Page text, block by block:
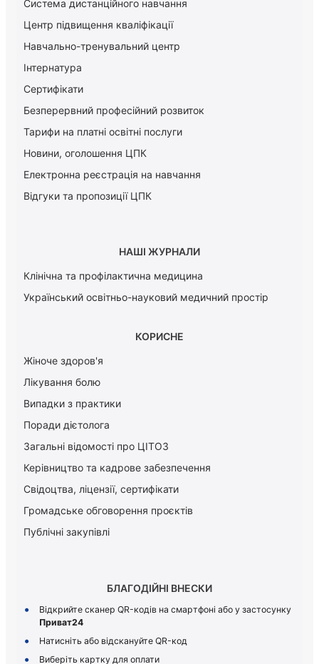
Система дистанційного навчання
Центр підвищення кваліфікації
Навчально-тренувальний центр
Інтернатура
Сертифікати
Безперервний професійний розвиток
Тарифи на платні освітні послуги
Новини, оголошення ЦПК
Електронна реєстрація на навчання
Відгуки та пропозиції ЦПК
НАШІ ЖУРНАЛИ
Клінічна та профілактична медицина
Український освітньо-науковий медичний простір
КОРИСНЕ
Жіноче здоров'я
Лікування болю
Випадки з практики
Поради дієтолога
Загальні відомості про ЦІТОЗ
Керiвництво та кадрове забезпечення
Свідоцтва, ліцензії, сертифікати
Громадське обговорення проєктів
Публічні закупівлі
БЛАГОДІЙНІ ВНЕСКИ
Відкрийте сканер QR-кодів на смартфоні або у застосунку
Приват24
Натисніть або відскануйте QR-код
Виберіть картку для оплати